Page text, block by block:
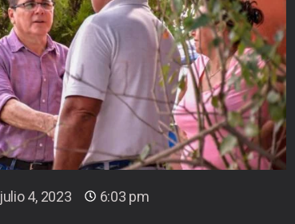
julio 4, 2023 6:03 pm